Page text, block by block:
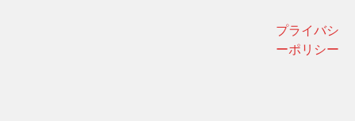
プライバシ
ーポリシー